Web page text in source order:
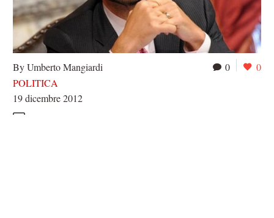
0 0
By Umberto Mangiardi
POLITICA
19 dicembre 2012